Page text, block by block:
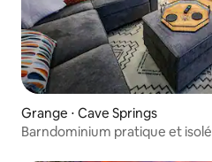
Grange ⋅ Cave Springs
Barndominium pratique et isolé